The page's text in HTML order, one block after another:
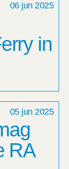
06 jun 2025
in
05 jun 2025
RA